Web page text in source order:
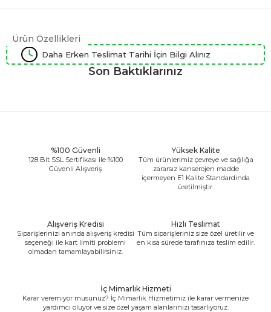
Ürün Özellikleri
Daha Erken Teslimat Tarihi İçin Bilgi Alınız
Son Baktıklarınız
%100 Güvenli
128 Bit SSL Sertifikası ile %100
Güvenli Alışveriş
Yüksek Kalite
Tüm ürünlerimiz çevreye ve sağlığa
zararsız kanserojen madde
içermeyen E1 Kalite Standardında
üretilmiştir.
Alışveriş Kredisi
Siparişlerinizi anında alışveriş kredisi
seçeneği ile kart limiti problemi
olmadan tamamlayabilirsiniz.
Hızlı Teslimat
Tüm siparişleriniz size özel üretilir ve
en kısa sürede tarafınıza teslim edilir.
İç Mimarlık Hizmeti
Karar veremiyor musunuz? İç Mimarlık Hizmetimiz ile karar vermenize
yardımcı oluyor ve size özel yaşam alanlarınızı tasarlıyoruz.